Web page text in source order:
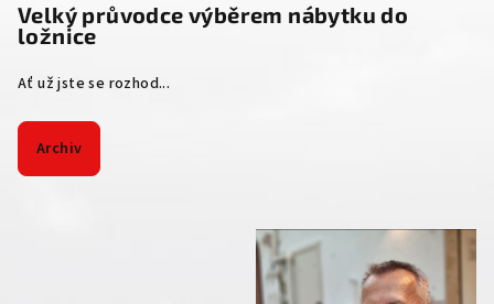
Velký průvodce výběrem nábytku do
ložnice
Ať už jste se rozhod...
Archiv